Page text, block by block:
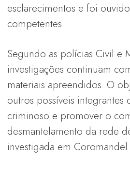
esclarecimentos e foi
competentes.
Segundo as polícias Civil e
investigações continuam
materiais apreendidos. O
outros possíveis integrantes
criminoso e promover o
desmantelamento da rede
investigada em Coromandel.